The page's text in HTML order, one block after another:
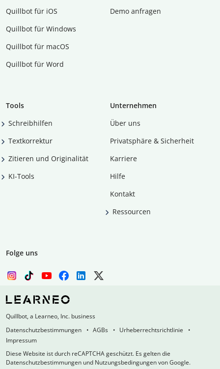
Quillbot für iOS
Quillbot für Windows
Quillbot für macOS
Quillbot für Word
Demo anfragen
Tools
Schreibhilfen
Textkorrektur
Zitieren und Originalität
KI-Tools
Unternehmen
Über uns
Privatsphäre & Sicherheit
Karriere
Hilfe
Kontakt
Ressourcen
Folge uns
Quillbot, a Learneo, Inc. business
Datenschutzbestimmungen
AGBs
Urheberrechtsrichtlinie
Impressum
Diese Website ist durch reCAPTCHA geschützt. Es gelten die
Datenschutzbestimmungen und Nutzungsbedingungen von Google.